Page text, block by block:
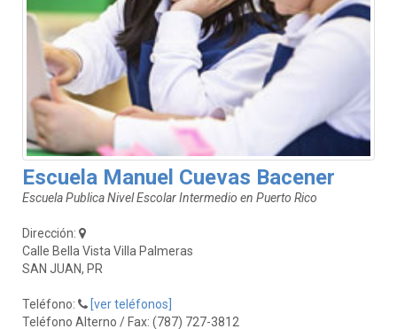
Escuela Manuel Cuevas Bacener
Escuela Publica Nivel Escolar Intermedio en Puerto Rico
Dirección:
Calle Bella Vista Villa Palmeras
SAN JUAN, PR
Teléfono:
[ver teléfonos]
Teléfono Alterno / Fax: (787) 727-3812